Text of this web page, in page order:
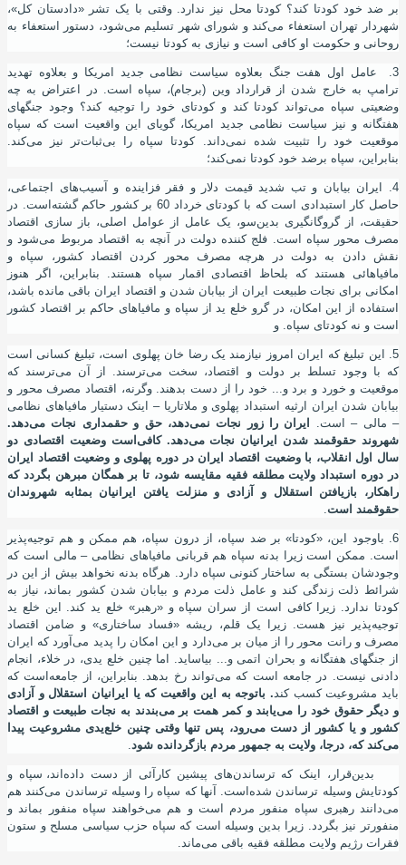
بر ضد خود کودتا کند؟ کودتا محل نیز ندارد. وقتی با یک تشر «دادستان کل»،
شهردار تهران استعفاء میکند و شورای شهر تسلیم میشود، دستور استعفاء به
روحانی و حکومت او کافی است و نیازی به کودتا نیست؛
3. عامل اول هفت جنگ بعلاوه سیاست نظامی جدید امریکا و بعلاوه تهدید
ترامپ به خارج شدن از قرارداد وین (برجام)، سپاه است. در اعتراض به چه
وضعیتی سپاه میتواند کودتا کند و کودتای خود را توجیه کند؟ وجود جنگهای
هفتگانه و نیز سیاست نظامی جدید امریکا، گویای این واقعیت است که سپاه
موقعیت خود را تثبیت شده نمیداند. کودتا سپاه را بیثباتتر نیز میکند.
بنابراین، سپاه برضد خود کودتا نمیکند؛
4. ایران بیابان و تب شدید قیمت دلار و فقر فزاینده و آسیب
های اجتماعی،
حاصل کار استبدادی است که با کودتای خرداد 60 بر کشور حاکم گشته
است. در
حقیقت، از گروگانگیری بدینسو، یک عامل از عوامل اصلی، باز سازی اقتصاد
مصرف محور سپاه است. فلج کننده دولت در آنچه به اقتصاد مربوط میشود و
نقش دادن به دولت در هرچه مصرف محور کردن اقتصاد کشور، سپاه و
مافیاهائی هستند که بلحاظ اقتصادی اقمار سپاه هستند. بنابراین، اگر هنوز
امکانی برای نجات طبیعت ایران از بیابان شدن و اقتصاد ایران باقی مانده باشد،
استفاده از این امکان، در گرو خلع ید از سپاه و مافیاهای حاکم بر اقتصاد کشور
است و نه کودتای سپاه. و
5. این تبلیغ که ایران امروز نیازمند یک رضا خان پهلوی است، تبلیغ کسانی است
که با وجود تسلط بر دولت و اقتصاد، سخت میترسند. از آن میترسند که
موقعیت و خورد و برد و... خود را از دست بدهند. وگرنه، اقتصاد مصرف محور و
بیابان شدن ایران ارثیه استبداد پهلوی و ملاتاریا – اینک دستیار مافیاهای نظامی
– مالی – است.
ایران را زور نجات نمیدهد، حق و حقمداری نجات میدهد.
شهروند حقوقمند شدن ایرانیان نجات میدهد. کافی است وضعیت اقتصادی دو
سال اول انقلاب، با وضعیت اقتصاد ایران در دوره پهلوی و وضعیت اقتصاد ایران
در دوره استبداد ولایت مطلقه فقیه مقایسه شود، تا بر همگان مبرهن بگردد که
راهکار، بازیافتن استقلال و آزادی و منزلت یافتن ایرانیان بمثابه شهروندان
حقوقمند است
6. باوجود این، «کودتا» بر ضد سپاه، از درون سپاه، هم ممکن و هم توجیه
پذیر
است. ممکن است زیرا بدنه سپاه هم قربانی مافیاهای نظامی – مالی است که
وجودشان بستگی به ساختار کنونی سپاه دارد. هرگاه بدنه نخواهد بیش از این در
شرائط ذلت زندگی کند و عامل ذلت مردم و بیابان شدن کشور بماند، نیاز به
کودتا ندارد. زیرا کافی است از سران سپاه و «رهبر» خلع ید کند. این خلع ید
توجیهپذیر نیز هست. زیرا یک قلم، ریشه «فساد ساختاری» و ضامن اقتصاد
مصرف و رانت محور را از میان بر میدارد و این امکان را پدید می آورد که ایران
از جنگهای هفتگانه و بحران اتمی و... بیاساید. اما چنین خلع یدی، در خلاء، انجام
دادنی نیست. در جامعه است که میتواند رخ بدهد. بنابراین، از جامعه است که
باید مشروعیت کسب کند . باتوجه به این واقعیت که یا ایرانیان استقلال و آزادی
و دیگر حقوق خود را مییابند و کمر همت بر میبندند به نجات طبیعت و اقتصاد
کشور و یا کشور از دست میرود، پس تنها وقتی چنین خلعیدی مشروعیت پیدا
میکند که، درجا، ولایت به جمهور مردم بازگردانده شود
بدینقرار، اینک که ترساندنهای پیشین کارآئی از دست داده اند، سپاه و
کودتایش وسیله ترساندن شده است. آنها که سپاه را وسیله ترساندن میکنند هم
میدانند رهبری سپاه منفور مردم است و هم میخواهند سپاه منفور بماند و
منفورتر نیز بگردد. زیرا بدین وسیله است که سپاه حزب سیاسی مسلح و ستون
فقرات رﮊیم ولایت مطلقه فقیه باقی میماند.